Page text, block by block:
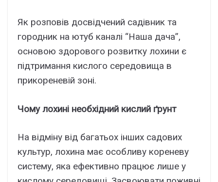
Як розповів досвідчений садівник та
городник на ютуб каналі “Наша дача”,
основою здорового розвитку лохини є
підтримання кислого середовища в
прикореневій зоні.
Чому лохині необхідний кислий ґрунт
На відміну від багатьох інших садових
культур, лохина має особливу кореневу
систему, яка ефективно працює лише у